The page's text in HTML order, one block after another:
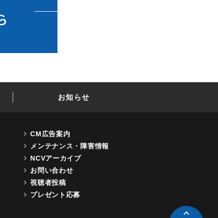
お知らせ
CM広告案内
メンテナンス・障害情報
NCVアーカイブ
お問い合わせ
視聴者投稿
プレゼント応募